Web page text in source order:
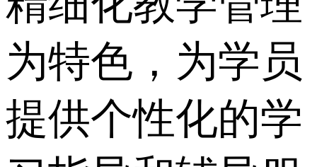
为特色，为学员
提供个性化的学